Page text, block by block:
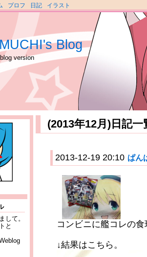
プロフ 日記 イラスト
Blog
version
して。
と
(2013年12月)日記一
2013-12-19 20:10 ぱん
コンビニに艦コレの
↓結果はこちら。